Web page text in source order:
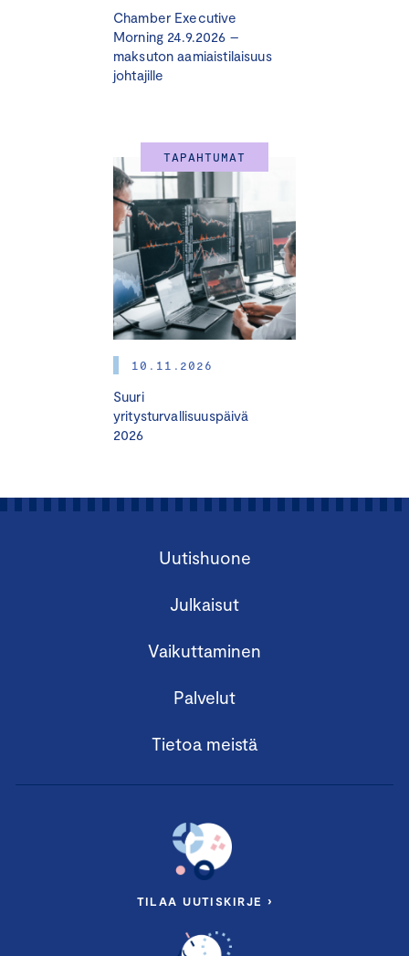
Chamber Executive
Morning 24.9.2026 –
maksuton aamiaistilaisuus
johtajille
TAPAHTUMAT
10.11.2026
Suuri
yritysturvallisuuspäivä
2026
Uutishuone
Julkaisut
Vaikuttaminen
Palvelut
Tietoa meistä
TILAA UUTISKIRJE ›